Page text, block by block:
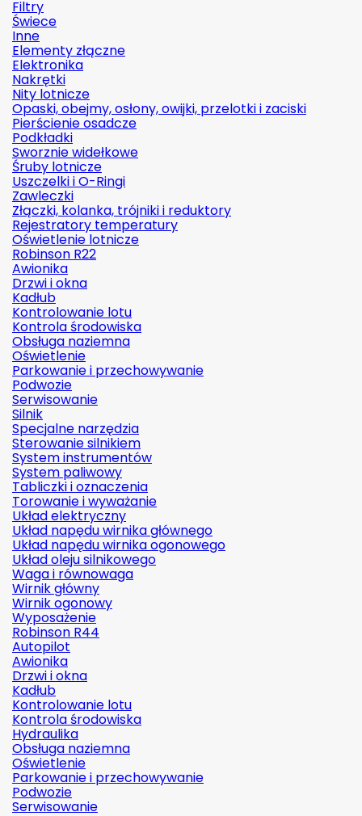
Filtry
Świece
Inne
Elementy złączne
Elektronika
Nakrętki
Nity lotnicze
Opaski, obejmy, osłony, owijki, przelotki i zaciski
Pierścienie osadcze
Podkładki
Sworznie widełkowe
Śruby lotnicze
Uszczelki i O-Ringi
Zawleczki
Złączki, kolanka, trójniki i reduktory
Rejestratory temperatury
Oświetlenie lotnicze
Robinson R22
Awionika
Drzwi i okna
Kadłub
Kontrolowanie lotu
Kontrola środowiska
Obsługa naziemna
Oświetlenie
Parkowanie i przechowywanie
Podwozie
Serwisowanie
Silnik
Specjalne narzędzia
Sterowanie silnikiem
System instrumentów
System paliwowy
Tabliczki i oznaczenia
Torowanie i wyważanie
Układ elektryczny
Układ napędu wirnika głównego
Układ napędu wirnika ogonowego
Układ oleju silnikowego
Waga i równowaga
Wirnik główny
Wirnik ogonowy
Wyposażenie
Robinson R44
Autopilot
Awionika
Drzwi i okna
Kadłub
Kontrolowanie lotu
Kontrola środowiska
Hydraulika
Obsługa naziemna
Oświetlenie
Parkowanie i przechowywanie
Podwozie
Serwisowanie